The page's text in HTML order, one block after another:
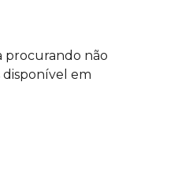
procurando não
disponível em